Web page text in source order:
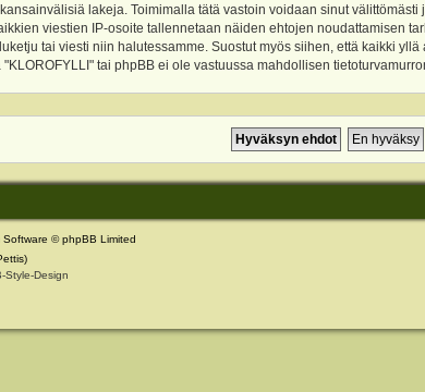
lakeja. Toimimalla tätä vastoin voidaan sinut
viestien IP-osoite tallennetaan näiden ehtojen noudattamisen
tai viesti niin halutessamme. Suostut myös siihen, että kaikki
tai phpBB ei ole vastuussa mahdollisen
Software © phpBB Limited
Style-Design